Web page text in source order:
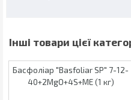
Басфоліар "Basfoliar SP" 7-12-
40+2MgO+4S+ME (1 кг)